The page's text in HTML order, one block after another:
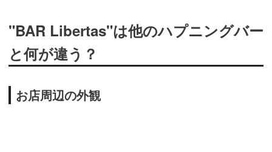
"BAR Libertas"は他のハプニングバー
と何が違う？
お店周辺の外観